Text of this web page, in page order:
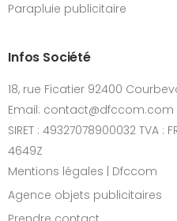
Parapluie publicitaire
Infos Société
18, rue Ficatier 92400
Email: contact@dfccom.com
SIRET : 49327078900032 TVA :
4649Z
Mentions légales | Dfccom
Agence objets publicitaires